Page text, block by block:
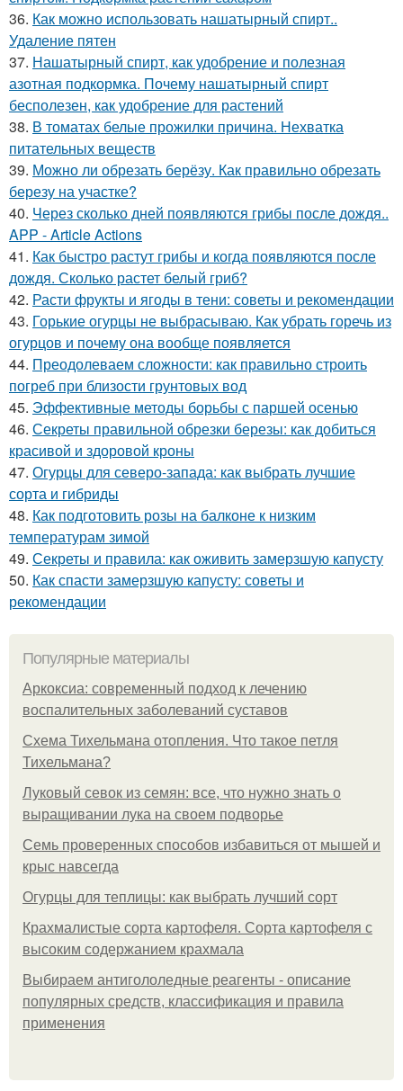
36. Как можно использовать нашатырный спирт..
Удаление пятен
37. Нашатырный спирт, как удобрение и полезная
азотная подкормка. Почему нашатырный спирт
бесполезен, как удобрение для растений
38. В томатах белые прожилки причина. Нехватка
питательных веществ
39. Можно ли обрезать берёзу. Как правильно обрезать
березу на участке?
40. Через сколько дней появляются грибы после дождя..
APP - Article Actions
41. Как быстро растут грибы и когда появляются после
дождя. Сколько растет белый гриб?
42. Расти фрукты и ягоды в тени: советы и рекомендации
43. Горькие огурцы не выбрасываю. Как убрать горечь из
огурцов и почему она вообще появляется
44. Преодолеваем сложности: как правильно строить
погреб при близости грунтовых вод
45. Эффективные методы борьбы с паршей осенью
46. Секреты правильной обрезки березы: как добиться
красивой и здоровой кроны
47. Огурцы для северо-запада: как выбрать лучшие
сорта и гибриды
48. Как подготовить розы на балконе к низким
температурам зимой
49. Секреты и правила: как оживить замерзшую капусту
50. Как спасти замерзшую капусту: советы и
рекомендации
Популярные материалы
Аркоксиа: современный подход к лечению
воспалительных заболеваний суставов
Схема Тихельмана отопления. Что такое петля
Тихельмана?
Луковый севок из семян: все, что нужно знать о
выращивании лука на своем подворье
Семь проверенных способов избавиться от мышей и
крыс навсегда
Огурцы для теплицы: как выбрать лучший сорт
Крахмалистые сорта картофеля. Сорта картофеля с
высоким содержанием крахмала
Выбираем антигололедные реагенты - описание
популярных средств, классификация и правила
применения